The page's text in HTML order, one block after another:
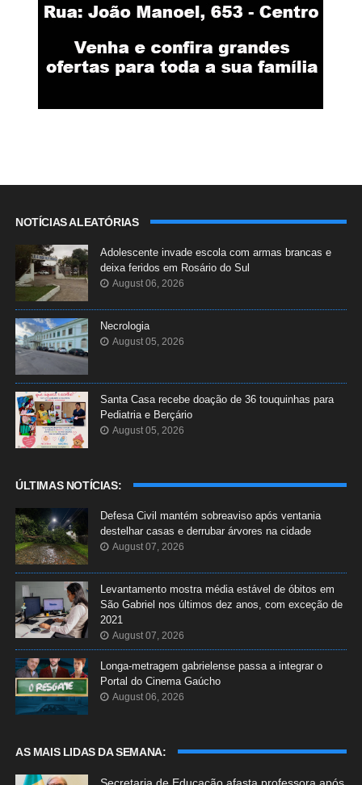
NOTÍCIAS ALEATÓRIAS
Adolescente invade escola com armas brancas e
deixa feridos em Rosário do Sul
August 06, 2026
Necrologia
August 05, 2026
Santa Casa recebe doação de 36 touquinhas para
Pediatria e Berçário
August 05, 2026
ÚLTIMAS NOTÍCIAS:
Defesa Civil mantém sobreaviso após ventania
destelhar casas e derrubar árvores na cidade
August 07, 2026
Levantamento mostra média estável de óbitos em
São Gabriel nos últimos dez anos, com exceção de
2021
August 07, 2026
Longa-metragem gabrielense passa a integrar o
Portal do Cinema Gaúcho
August 06, 2026
AS MAIS LIDAS DA SEMANA: